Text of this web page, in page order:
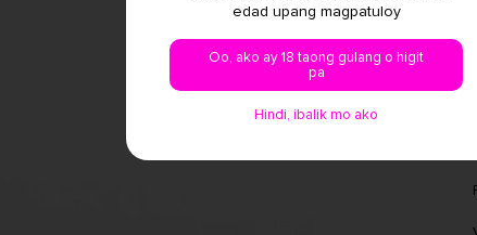
edad upang magpatuloy
Oo, ako ay 18 taong gulang o higit
pa
Hindi, ibalik mo ako